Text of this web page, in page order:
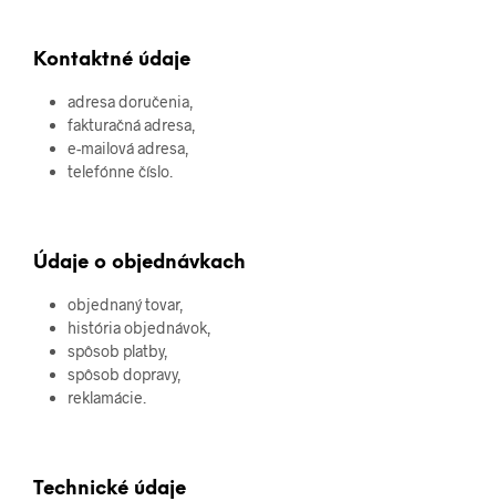
Kontaktné údaje
adresa doručenia,
fakturačná adresa,
e-mailová adresa,
telefónne číslo.
Údaje o objednávkach
objednaný tovar,
história objednávok,
spôsob platby,
spôsob dopravy,
reklamácie.
Technické údaje